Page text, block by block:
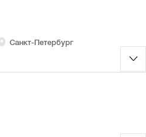
Санкт-Петербург